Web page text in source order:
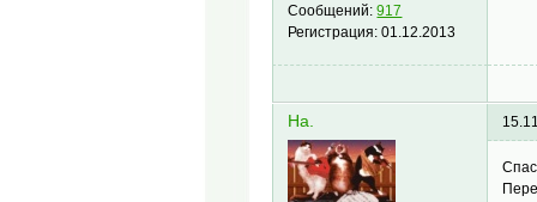
Сообщений:917
Регистрация:01.12.2013
Ha.